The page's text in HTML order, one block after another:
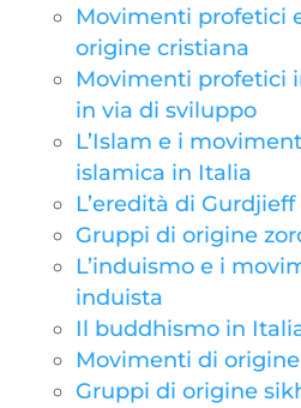
Movimenti profetici
origine cristiana
Movimenti profetici
in via di sviluppo
L’Islam e i
islamica in Italia
L’eredità di Gurdjieff
Gruppi di origine
L’induismo e i
induista
Il buddhismo in
Movimenti di
Gruppi di origine